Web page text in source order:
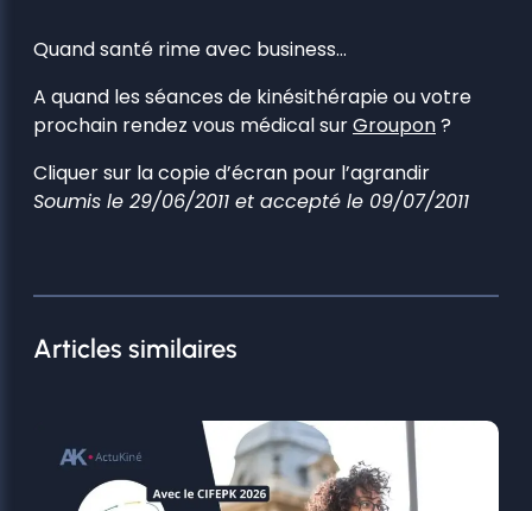
Quand santé rime avec business…
A quand les séances de kinésithérapie ou votre
prochain rendez vous médical surGroupon?
Cliquer sur la copie d’écran pour l’agrandir
Soumis le 29/06/2011 et accepté le 09/07/2011
Articles similaires